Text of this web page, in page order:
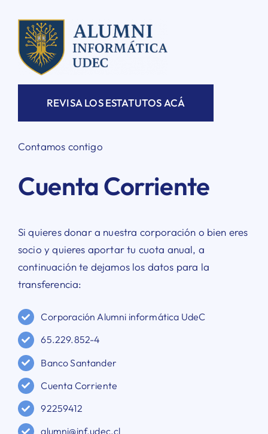
REVISA LOS ESTATUTOS ACÁ
Contamos contigo
Cuenta Corriente
Si quieres donar a nuestra corporación o bien eres
socio y quieres aportar tu cuota anual, a
continuación te dejamos los datos para la
transferencia:
Corporación Alumni informática UdeC
65.229.852-4
Banco Santander
Cuenta Corriente
92259412
alumni@inf.udec.cl